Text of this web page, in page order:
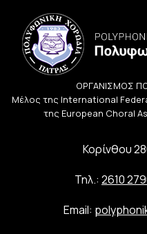
ΟΡΓΑΝΙΣΜΟΣ
Μέλος της International
της European Choral
Κορίνθου
Τηλ.: 2610
Email: